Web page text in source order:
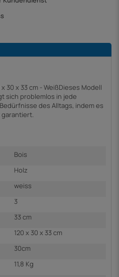
30 x 33 cm - WeißDieses Modell
sich problemlos in jede
des Alltags, indem es
Bois
Holz
weiss
3
33 cm
120 x 30 x 33 cm
30cm
11,8 Kg